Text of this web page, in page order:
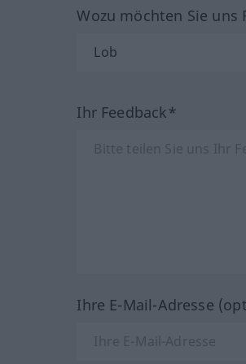
Wozu möchten Sie uns
Ihr Feedback*
Ihre E-Mail-Adresse